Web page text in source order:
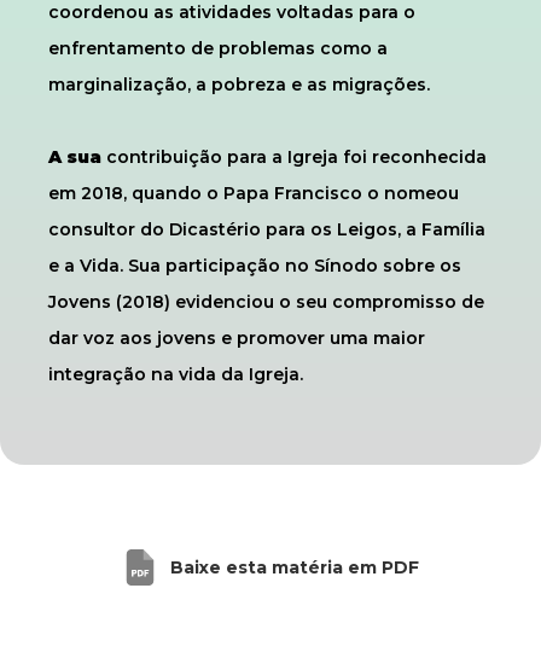
coordenou as atividades voltadas para o
enfrentamento de problemas como a
marginalização, a pobreza e as migrações.
A sua contribuição para a Igreja foi reconhecida
em 2018, quando o Papa Francisco o nomeou
consultor do Dicastério para os Leigos, a Família
e a Vida. Sua participação no Sínodo sobre os
Jovens (2018) evidenciou o seu compromisso de
dar voz aos jovens e promover uma maior
integração na vida da Igreja.
Baixe esta matéria em PDF